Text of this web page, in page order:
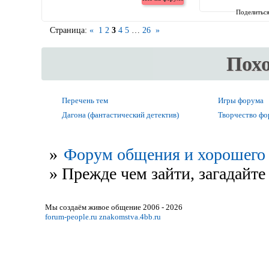
Страница: « 1 2 3 4 5 26 »
Перечень тем
Игры форума
Дагона (фантастический детектив)
Творчество
» Форум общения и хорошего
» Прежде чем зайти,
Мы создаём живое общение 2006 - 2026
forum-people.ru znakomstva.4bb.ru